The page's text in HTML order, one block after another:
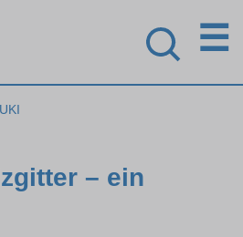
☰
– ein